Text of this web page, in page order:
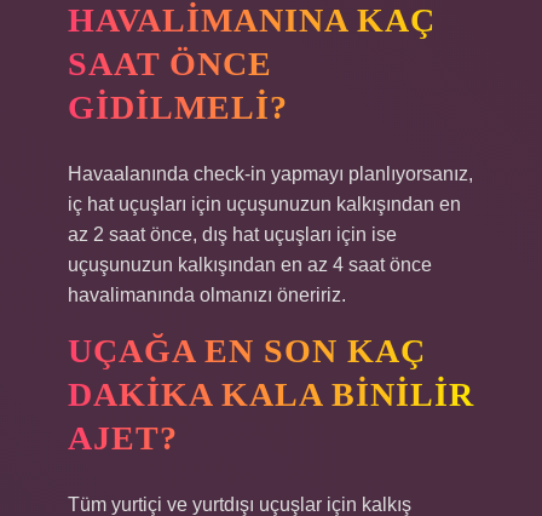
HAVALIMANINA KAÇ
SAAT ÖNCE
GIDILMELI?
Havaalanında check-in yapmayı planlıyorsanız,
iç hat uçuşları için uçuşunuzun kalkışından en
az 2 saat önce, dış hat uçuşları için ise
uçuşunuzun kalkışından en az 4 saat önce
havalimanında olmanızı öneririz.
UÇAĞA EN SON KAÇ
DAKIKA KALA BINILIR
AJET?
Tüm yurtiçi ve yurtdışı uçuşlar için kalkış